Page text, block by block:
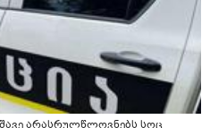
არასრულწლოვნებს სოც